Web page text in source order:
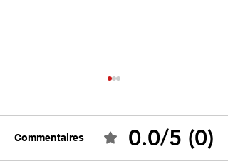
Commentaires 0.0/5 (0)